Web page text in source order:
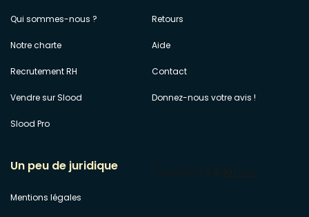
Qui sommes-nous ?
Notre charte
Recrutement RH
Vendre sur Slood
Slood Pro
Retours
Aide
Contact
Donnez-nous votre avis !
Un peu de juridique
Mentions légales